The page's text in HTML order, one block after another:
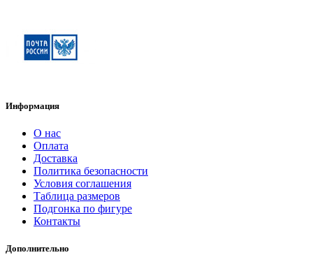
Информация
О нас
Оплата
Доставка
Политика безопасности
Условия соглашения
Таблица размеров
Подгонка по фигуре
Контакты
Дополнительно